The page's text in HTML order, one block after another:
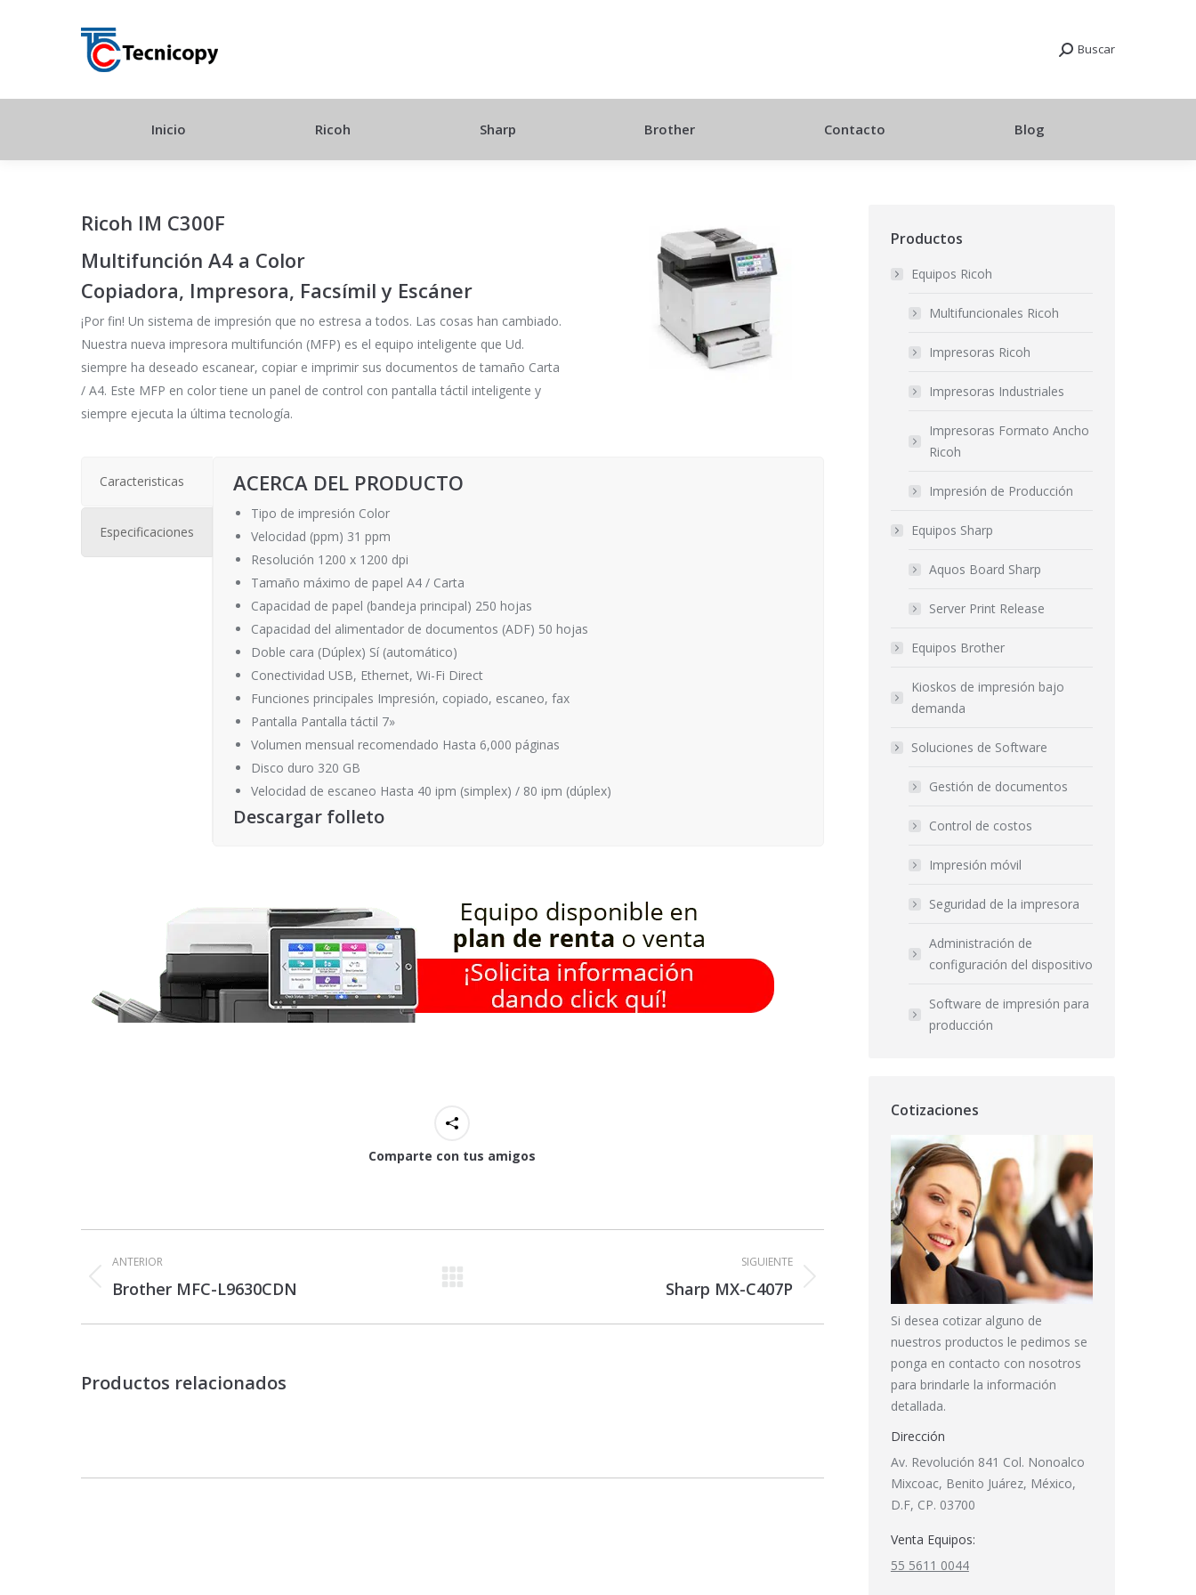
Buscar
Inicio Ricoh Sharp Brother Contacto Blog
Ricoh IM C300F
Multifunción A4 a Color
Copiadora, Impresora, Facsímil y Escáner
¡Por fin! Un sistema de impresión que no estresa a todos. Las cosas han cambiado.
Nuestra nueva impresora multifunción (MFP) es el equipo inteligente que Ud.
siempre ha deseado escanear, copiar e imprimir sus documentos de tamaño Carta
/ A4. Este MFP en color tiene un panel de control con pantalla táctil inteligente y
siempre ejecuta la última tecnología.
Caracteristicas
Especificaciones
ACERCA DEL PRODUCTO
Tipo de impresión Color
Velocidad (ppm) 31 ppm
Resolución 1200 x 1200 dpi
Tamaño máximo de papel A4 / Carta
Capacidad de papel (bandeja principal) 250 hojas
Capacidad del alimentador de documentos (ADF) 50 hojas
Doble cara (Dúplex) Sí (automático)
Conectividad USB, Ethernet, Wi-Fi Direct
Funciones principales Impresión, copiado, escaneo, fax
Pantalla Pantalla táctil 7»
Volumen mensual recomendado Hasta 6,000 páginas
Disco duro 320 GB
Velocidad de escaneo Hasta 40 ipm (simplex) / 80 ipm (dúplex)
Descargar folleto
Comparte con tus amigos
Navegación
entre
proyectos
ANTERIOR
Proyecto
Brother MFC-L9630CDN
SIGUIENTE
Sharp MX-C407P
Productos relacionados
Productos
Equipos Ricoh
Multifuncionales Ricoh
Impresoras Ricoh
Impresoras Industriales
Impresoras Formato Ancho
Ricoh
Impresión de Producción
Equipos Sharp
Aquos Board Sharp
Server Print Release
Equipos Brother
Kioskos de impresión bajo
demanda
Soluciones de Software
Gestión de documentos
Control de costos
Impresión móvil
Seguridad de la impresora
Administración de
configuración del dispositivo
Software de impresión para
producción
Cotizaciones
Si desea cotizar alguno de
nuestros productos le pedimos se
ponga en contacto con nosotros
para brindarle la información
detallada.
Dirección
Av. Revolución 841 Col. Nonoalco
Mixcoac, Benito Juárez, México,
D.F, CP. 03700
Venta Equipos:
55 5611 0044